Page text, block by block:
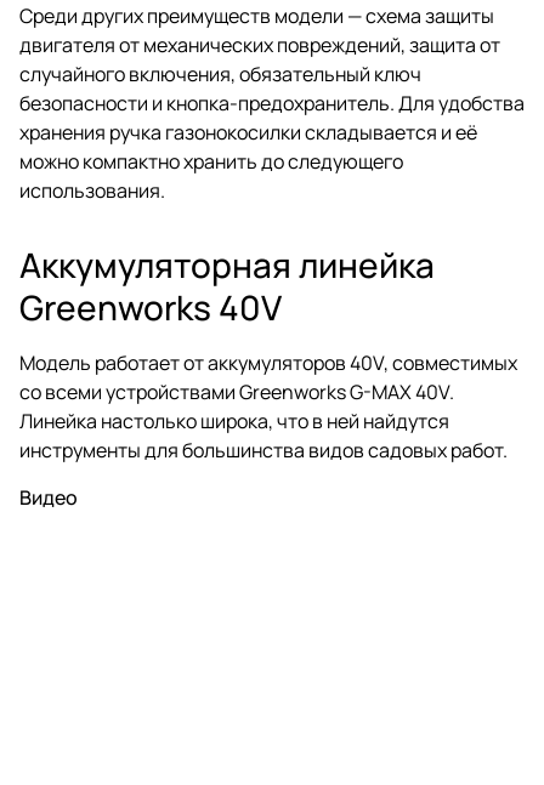
Среди других преимуществ модели — схема защиты
двигателя от механических повреждений, защита от
случайного включения, обязательный ключ
безопасности и кнопка-предохранитель. Для удобства
хранения ручка газонокосилки складывается и её
можно компактно хранить до следующего
использования.
Аккумуляторная линейка
Greenworks 40V
Модель работает от аккумуляторов 40V, совместимых
со всеми устройствами Greenworks G-MAX 40V.
Линейка настолько широка, что в ней найдутся
инструменты для большинства видов садовых работ.
Видео